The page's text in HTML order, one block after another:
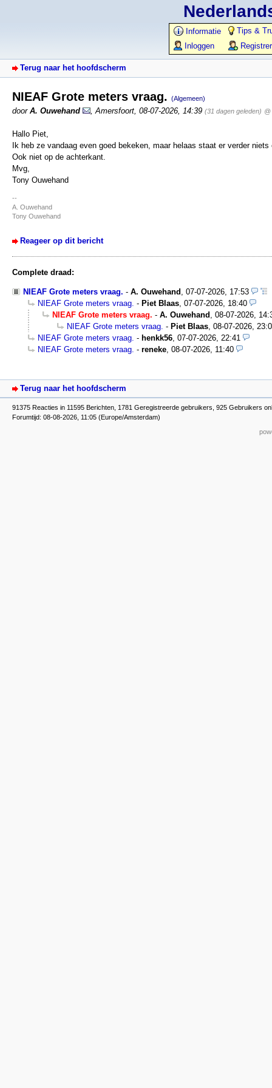
Informatie
Tips &
Inloggen
Terug naar het hoofdscherm
NIEAF Grote meters vraag. (Algemeen)
door A. Ouwehand Amersfoort 08-07-2026, 14:39 (31 dagen geleden)
Hallo Piet,
Ik heb ze vandaag even goed bekeken, maar helaas staat er verder niets
Ook niet op de achterkant.
Mvg,
Tony Ouwehand
--
A. Ouwehand
Tony Ouwehand
Reageer op dit bericht
Complete draad:
NIEAF Grote meters vraag. - A. Ouwehand , 07-07-2026, 17:53
NIEAF Grote meters vraag. - Piet Blaas, 07-07-2026, 18:40
NIEAF Grote meters vraag. - A. Ouwehand , 08-07-2026,
NIEAF Grote meters vraag. - Piet Blaas, 08-07-2026,
NIEAF Grote meters vraag. - henkk56, 07-07-2026, 22:41
NIEAF Grote meters vraag. - reneke, 08-07-2026, 11:40
Terug naar het hoofdscherm
91375 Reacties in 11595 Berichten, 1781 Geregistreerde gebruikers, 925 Gebruikers
Forumtijd: 08-08-2026, 11:05 (Europe/Amsterdam)